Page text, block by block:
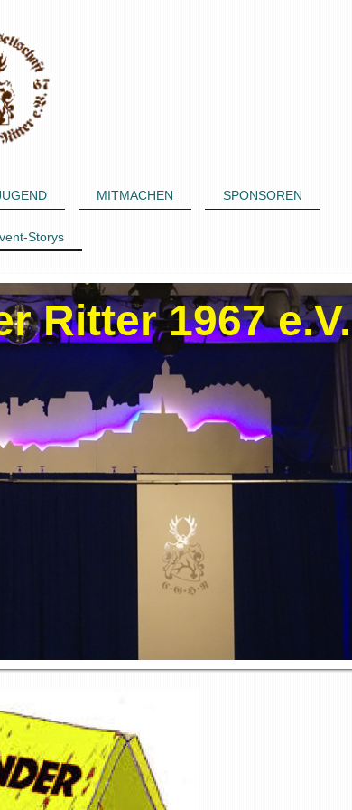
MITMACHEN SPONSOREN
Storys
Ritter 1967 e.V.